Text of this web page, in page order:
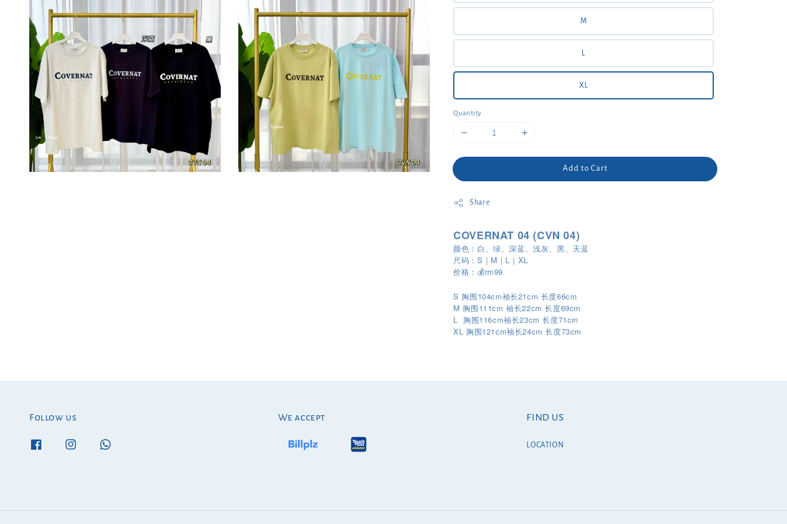
M
L
XL
Quantity
Add to Cart
Share
COVERNAT 04 (CVN 04)
颜色：白、绿、深蓝、浅灰、黑、天蓝
尺码：S｜M｜L｜XL
价格：💰rm99
S 胸围104cm袖长21cm 长度66cm
M 胸围111cm 袖长22cm 长度69cm
L 胸围116cm袖长23cm 长度71cm
XL 胸围 121cm袖长24cm长度73cm
Follow us We accept FIND US
LOCATION